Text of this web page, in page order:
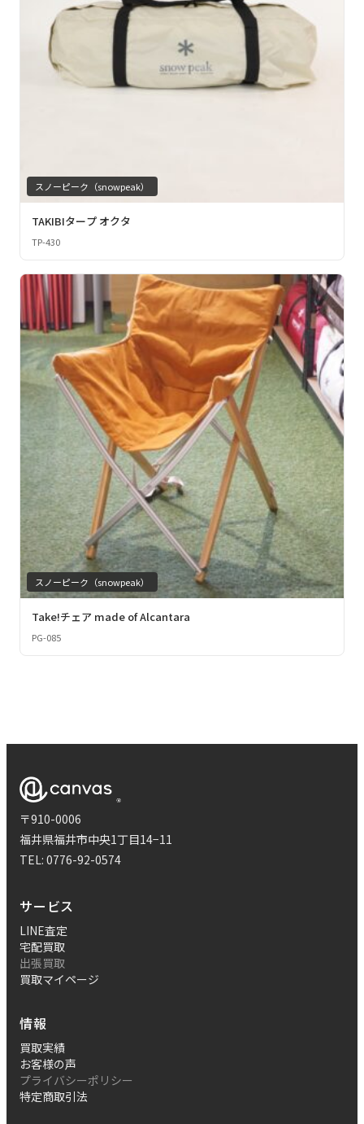
スノーピーク（snowpeak）
TAKIBIタープ オクタ
TP-430
スノーピーク（snowpeak）
Take!チェア made of Alcantara
PG-085
〒910-0006
福井県福井市中央1丁目14−11
TEL: 0776-92-0574
サービス
LINE査定
宅配買取
出張買取
買取マイページ
情報
買取実績
お客様の声
プライバシーポリシー
特定商取引法